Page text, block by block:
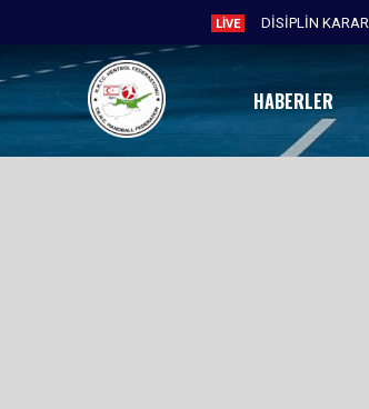
LIVE DİSİPLİN
HABERLER